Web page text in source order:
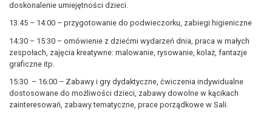
doskonalenie umiejętności dzieci.
13:45 – 14:00 – przygotowanie do podwieczorku, zabiegi higieniczne
14:30 – 15:30 – omówienie z dziećmi wydarzeń dnia, praca w małych
zespołach, zajęcia kreatywne: malowanie, rysowanie, kolaż, fantazje
graficzne itp.
15:30 – 16:00 – Zabawy i gry dydaktyczne, ćwiczenia indywidualne
dostosowane do możliwości dzieci, zabawy dowolne w kącikach
zainteresowań, zabawy tematyczne, prace porządkowe w Sali.